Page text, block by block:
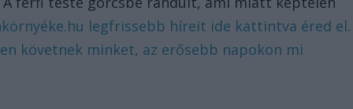
legfrissebb híreit ide kattintva éred el.
követnek minket, az erősebb napokon mi